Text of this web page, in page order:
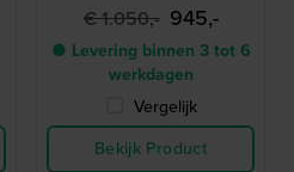
€ 1.050,- 945,-
● Levering binnen 3 tot 6
werkdagen
Vergelijk
Bekijk Product